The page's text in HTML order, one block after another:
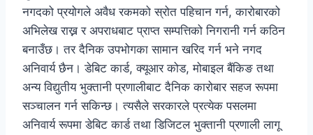
नगदको प्रयोगले अवैध रकमको स्रोत पहिचान गर्न, कारोबारको
अभिलेख राख्न र अपराधबाट प्राप्त सम्पत्तिको निगरानी गर्न कठिन
बनाउँछ। तर दैनिक उपभोगका सामान खरिद गर्न भने नगद
अनिवार्य छैन। डेबिट कार्ड, क्यूआर कोड, मोबाइल बैंकिङ तथा
अन्य विद्युतीय भुक्तानी प्रणालीबाट दैनिक कारोबार सहज रूपमा
सञ्चालन गर्न सकिन्छ। त्यसैले सरकारले प्रत्येक पसलमा
अनिवार्य रूपमा डेबिट कार्ड तथा डिजिटल भुक्तानी प्रणाली लागू